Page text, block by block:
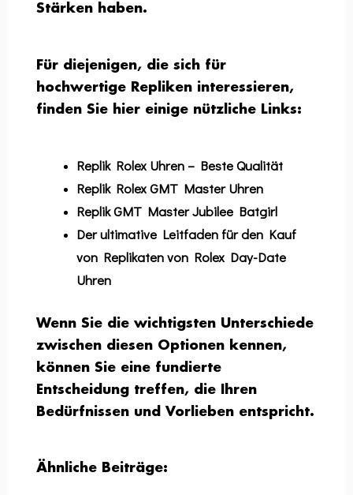
Stärken haben.
Für diejenigen, die sich für
hochwertige Repliken interessieren,
finden Sie hier einige nützliche Links:
Replik Rolex Uhren – Beste Qualität
Replik Rolex GMT Master Uhren
Replik GMT Master Jubilee Batgirl
Der ultimative Leitfaden für den Kauf
von Replikaten von Rolex Day-Date
Uhren
Wenn Sie die wichtigsten Unterschiede
zwischen diesen Optionen kennen,
können Sie eine fundierte
Entscheidung treffen, die Ihren
Bedürfnissen und Vorlieben entspricht.
Ähnliche Beiträge: